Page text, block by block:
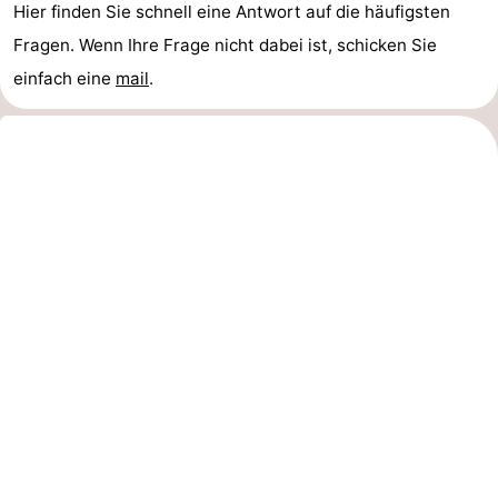
Texel
Wetter
Kontakt
Hier finden Sie schnell eine Antwort auf die häufigsten
Fragen. Wenn Ihre Frage nicht dabei ist, schicken Sie
einfach eine mail.